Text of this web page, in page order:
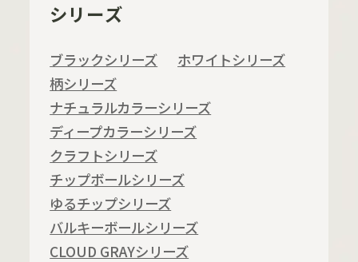
シリーズ
ブラックシリーズ
ホワイトシリーズ
柄シリーズ
ナチュラルカラーシリーズ
ディープカラーシリーズ
クラフトシリーズ
チップボールシリーズ
ゆるチップシリーズ
バルキーボールシリーズ
CLOUD GRAYシリーズ